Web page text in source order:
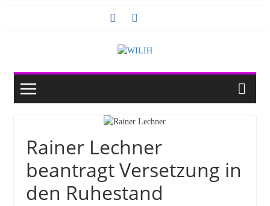
Rainer Lechner
beantragt Versetzung in
den Ruhestand